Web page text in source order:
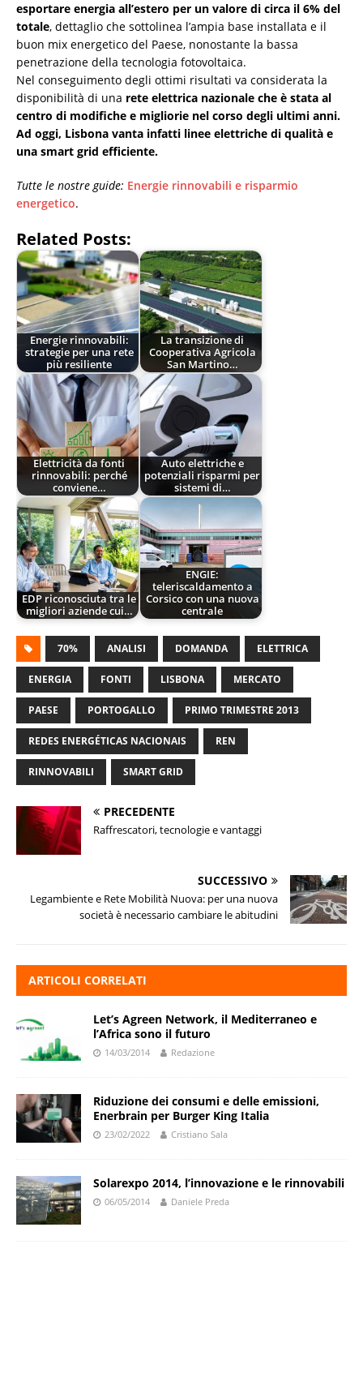
esportare energia all’estero per un valore di circa il 6% del
totale, dettaglio che sottolinea l’ampia base installata e il
buon mix energetico del Paese, nonostante la bassa
penetrazione della tecnologia fotovoltaica.
Nel conseguimento degli ottimi risultati va considerata la
disponibilità di una rete elettrica nazionale che è stata al
centro di modifiche e migliorie nel corso degli ultimi anni.
Ad oggi, Lisbona vanta infatti linee elettriche di qualità e
una smart grid efficiente.
Tutte le nostre guide: Energie rinnovabili e risparmio
energetico.
Related Posts:
Energie rinnovabili:
strategie per una rete
più resiliente
La transizione di
Cooperativa Agricola
San Martino…
Elettricità da fonti
rinnovabili: perché
conviene…
Auto elettriche e
potenziali risparmi per
sistemi di…
EDP riconosciuta tra le
migliori aziende cui…
ENGIE:
teleriscaldamento a
Corsico con una nuova
centrale
70% ANALISI DOMANDA ELETTRICA
ENERGIA FONTI LISBONA MERCATO
PAESE PORTOGALLO PRIMO TRIMESTRE 2013
REDES ENERGÉTICAS NACIONAIS REN
RINNOVABILI SMART GRID
PRECEDENTE
Raffrescatori, tecnologie e vantaggi
SUCCESSIVO
Legambiente e Rete Mobilità Nuova: per una nuova
società è necessario cambiare le abitudini
ARTICOLI CORRELATI
Let’s Agreen Network, il Mediterraneo e
l’Africa sono il futuro
14/03/2014 Redazione
Riduzione dei consumi e delle emissioni,
Enerbrain per Burger King Italia
23/02/2022 Cristiano Sala
Solarexpo 2014, l’innovazione e le rinnovabili
06/05/2014 Daniele Preda